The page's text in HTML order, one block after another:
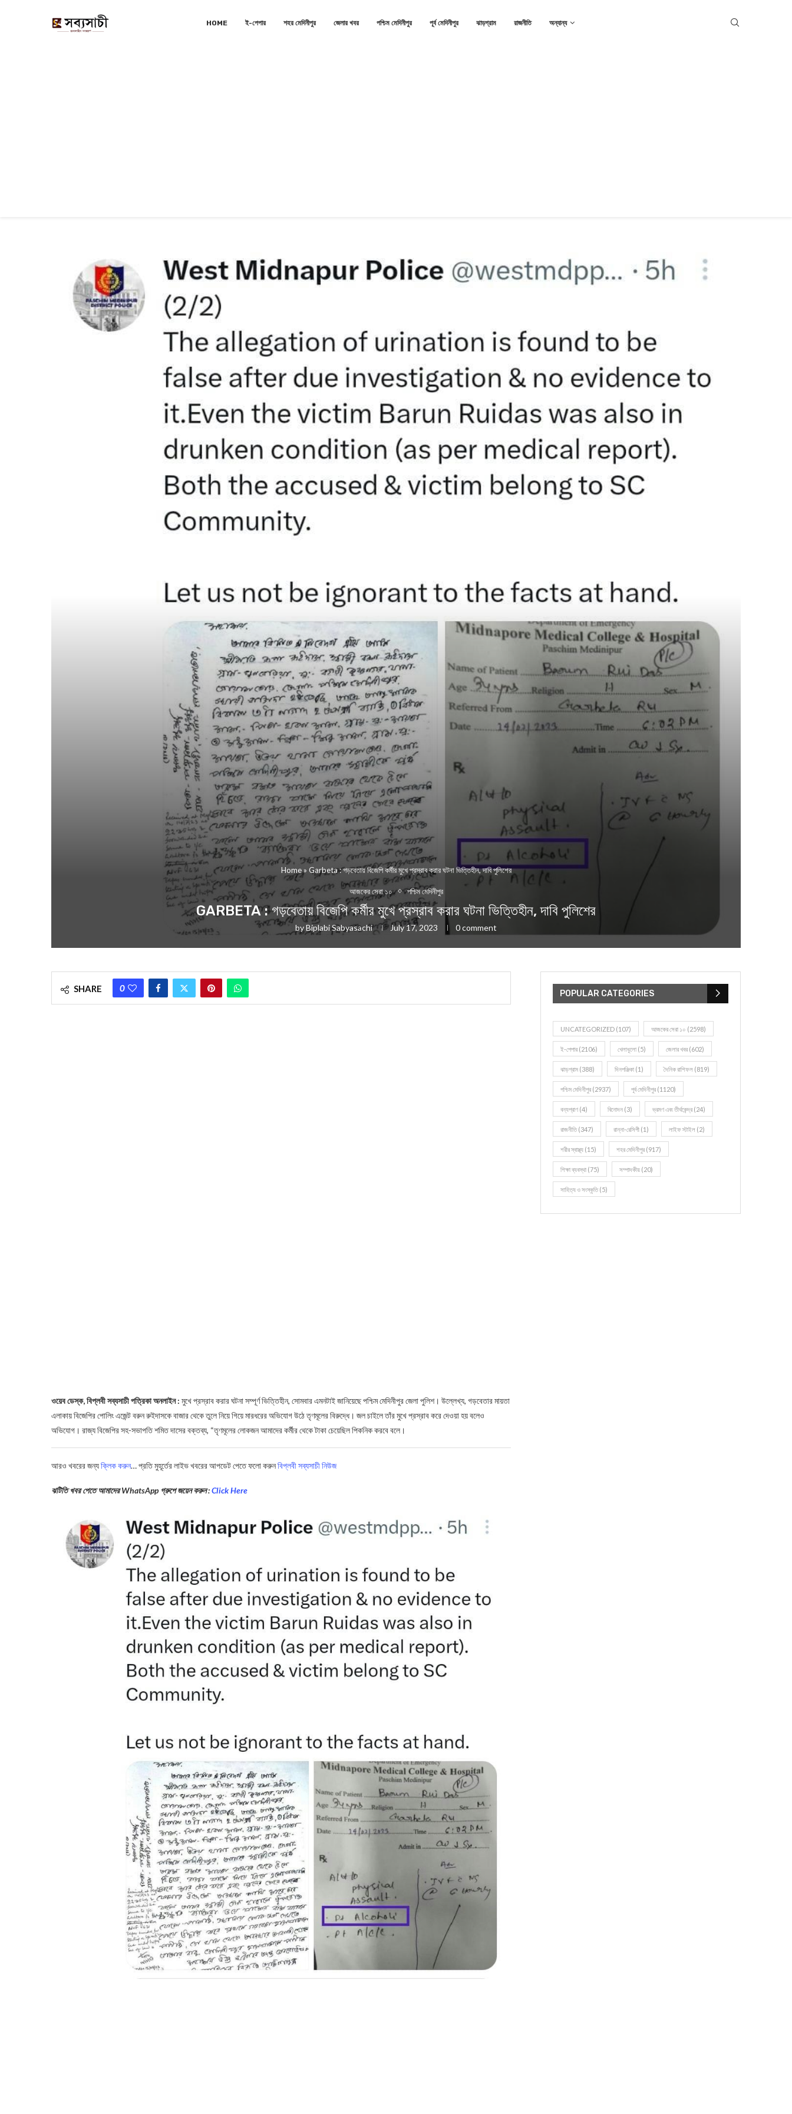
HOME ই-পেপার শহর মেদিনীপুর জেলার খবর পশ্চিম মেদিনীপুর পূর্ব মেদিনীপুর ঝাড়গ্রাম রাজনীতি অন্যান্য
Home» Garbeta : গড়বেতায় বিজেপি কর্মীর মুখে প্রস্রাব করার ঘটনা ভিত্তিহীন, দাবি পুলিশের
আজকের সেরা ১০ পশ্চিম মেদিনীপুর
GARBETA : গড়বেতায় বিজেপি কর্মীর মুখে প্রস্রাব করার ঘটনা ভিত্তিহীন, দাবি পুলিশের
byBiplabi Sabyasachi July 17, 2023 0 comment
SHARE 0
ওয়েব ডেস্ক, বিপ্লবী সব্যসাচী পত্রিকা অনলাইন : মুখে প্রস্রাব করার ঘটনা সম্পূর্ণ ভিত্তিহীন, সোমবার এমনটাই জানিয়েছে পশ্চিম মেদিনীপুর জেলা পুলিশ। উল্লেখ্য, গড়বেতার মায়তা
এলাকায় বিজেপির পোলিং এজেন্ট বরুন রুইদাসকে বাজার থেকে তুলে নিয়ে গিয়ে মারধরের অভিযোগ উঠে তৃণমূলের বিরুদ্ধে। জল চাইলে তাঁর মুখে প্রস্রাব করে দেওয়া হয় বলেও
অভিযোগ। রাজ্য বিজেপির সহ-সভাপতি শমিত দাসের বক্তব্য, “তৃণমূলের লোকজন আমাদের কর্মীর থেকে টাকা চেয়েছিল পিকনিক করবে বলে।
আরও খবরের জন্যক্লিক করুন… প্রতি মুহূর্তের লাইভ খবরের আপডেট পেতে ফলো করুনবিপ্লবী সব্যসাচী নিউজ
ঝটিতি খবর পেতে আমাদের WhatsApp গ্রুপে জয়েন করুন :Click Here
POPULAR CATEGORIES
UNCATEGORIZED (107) আজকের সেরা ১০ (2598)
ই-পেপার (2106) খেলাধূলো (5) জেলার খবর (602)
ঝাড়গ্রাম (388) দিনপঞ্জিকা (1) দৈনিক রাশিফল (819)
পশ্চিম মেদিনীপুর (2937) পূর্ব মেদিনীপুর (1120)
বন্যপ্রাণ (4) বিনোদন (3) ভ্রমণ এবং তীর্থকেন্দ্র (24)
রাজনীতি(347) রান্না-রেসিপী (1) লাইফ স্টাইল (2)
শরীর স্বাস্থ্য (15) শহর মেদিনীপুর (917)
শিক্ষা ব্যবস্থা (75) সম্পাদকীয় (20)
সাহিত্য ও সংস্কৃতি(5)